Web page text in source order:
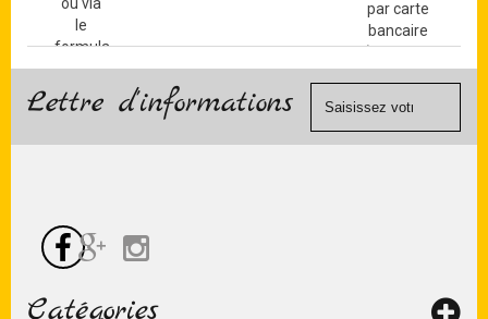
le
formulaire
de
contact
par carte
bancaire
(Mastercard,
Visa, ...) et
Lettre d'informations